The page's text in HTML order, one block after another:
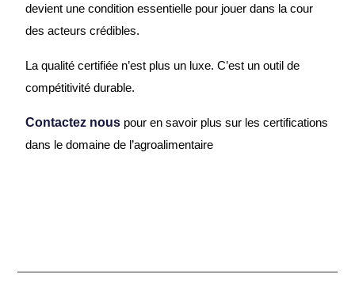
devient une condition essentielle pour jouer dans la cour
des acteurs crédibles.
La qualité certifiée n’est plus un luxe. C’est un outil de
compétitivité durable.
Contactez nous pour en savoir plus sur les certifications
dans le domaine de l’agroalimentaire